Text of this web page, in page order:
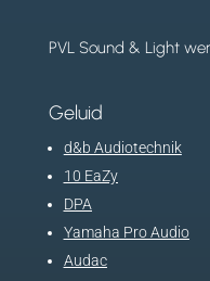
PVL Sound & Light
Geluid
d&b Audiotechnik
10 EaZy
DPA
Yamaha Pro Audio
Audac